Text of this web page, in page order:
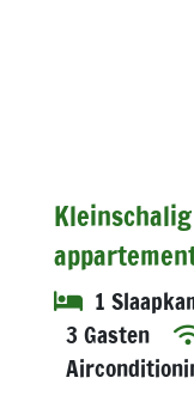
1
3 Gasten